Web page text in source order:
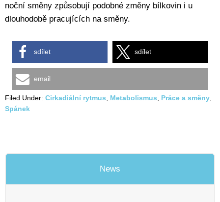
noční směny způsobují podobné změny bílkovin i u
dlouhodobě pracujících na směny.
sdílet sdílet
email
Filed Under: Cirkadiální rytmus Metabolismus Práce a smĕny
Spánek
News